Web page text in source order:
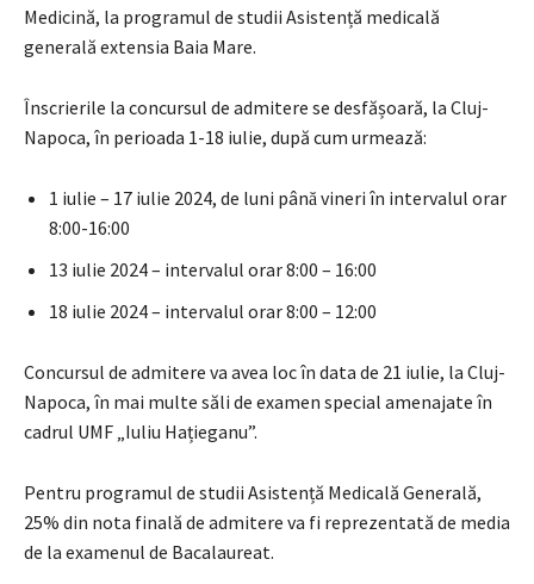
Medicină, la programul de studii Asistență medicală
generală extensia Baia Mare.
Înscrierile la concursul de admitere se desfășoară, la Cluj-
Napoca, în perioada 1-18 iulie, după cum urmează:
1 iulie – 17 iulie 2024, de luni până vineri în intervalul orar
8:00-16:00
13 iulie 2024 – intervalul orar 8:00 – 16:00
18 iulie 2024 – intervalul orar 8:00 – 12:00
Concursul de admitere va avea loc în data de 21 iulie, la Cluj-
Napoca, în mai multe săli de examen special amenajate în
cadrul UMF „Iuliu Hațieganu”.
Pentru programul de studii Asistență Medicală Generală,
25% din nota finală de admitere va fi reprezentată de media
de la examenul de Bacalaureat.